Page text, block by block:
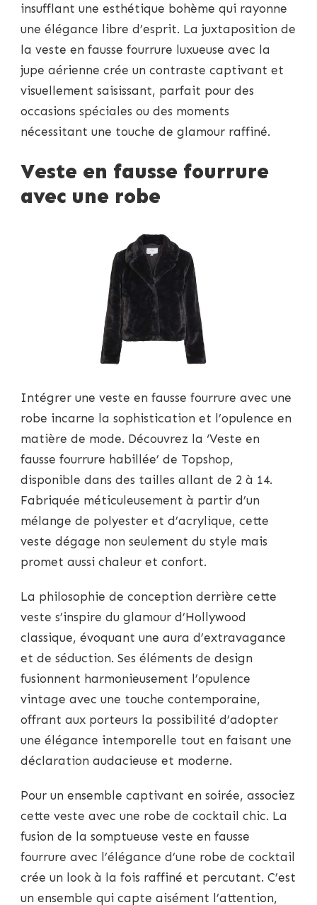
insufflant une esthétique bohème qui rayonne
une élégance libre d’esprit. La juxtaposition de
la veste en fausse fourrure luxueuse avec la
jupe aérienne crée un contraste captivant et
visuellement saisissant, parfait pour des
occasions spéciales ou des moments
nécessitant une touche de glamour raffiné.
Veste en fausse fourrure
avec une robe
Intégrer une veste en fausse fourrure avec une
robe incarne la sophistication et l’opulence en
matière de mode. Découvrez la ‘Veste en
fausse fourrure habillée’ de Topshop,
disponible dans des tailles allant de 2 à 14.
Fabriquée méticuleusement à partir d’un
mélange de polyester et d’acrylique, cette
veste dégage non seulement du style mais
promet aussi chaleur et confort.
La philosophie de conception derrière cette
veste s’inspire du glamour d’Hollywood
classique, évoquant une aura d’extravagance
et de séduction. Ses éléments de design
fusionnent harmonieusement l’opulence
vintage avec une touche contemporaine,
offrant aux porteurs la possibilité d’adopter
une élégance intemporelle tout en faisant une
déclaration audacieuse et moderne.
Pour un ensemble captivant en soirée, associez
cette veste avec une robe de cocktail chic. La
fusion de la somptueuse veste en fausse
fourrure avec l’élégance d’une robe de cocktail
crée un look à la fois raffiné et percutant. C’est
un ensemble qui capte aisément l’attention,